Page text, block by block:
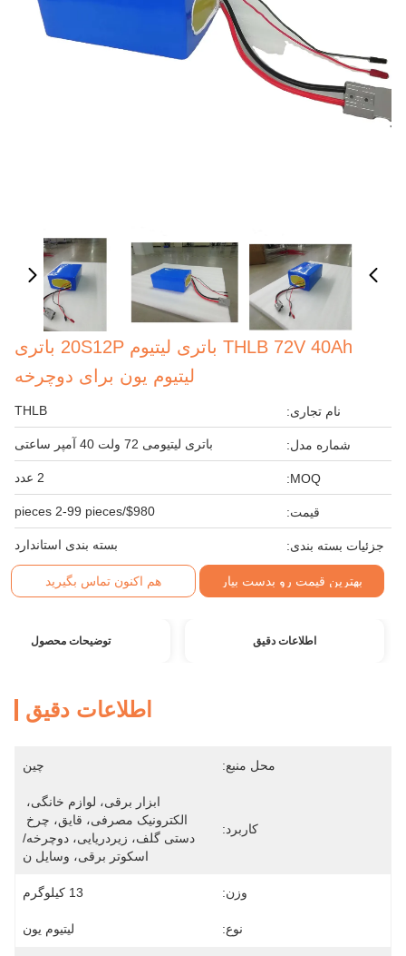
THLB 72V 40Ah باتری لیتیوم 20S12P باتری
لیتیوم یون برای دوچرخه
نام تجاری: THLB
شماره مدل: باتری لیتیومی 72 ولت 40 آمپر ساعتی
MOQ: 2 عدد
قیمت: $980/pieces 2-99 pieces
جزئیات بسته بندی: بسته بندی استاندارد
بهترین قیمت رو بدست بیار هم اکنون تماس بگیرید
اطلاعات دقیق توضیحات محصول
اطلاعات دقیق
محل منبع: چین
کاربرد:
دستی گلف، زیردریایی، دوچرخه/
اسکوتر برقی، وسایل ن
وزن: 13 کیلوگرم
نوع: لیتیوم یون